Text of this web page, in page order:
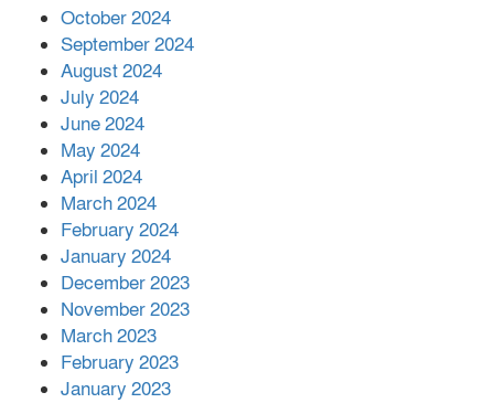
সহায়তা দিলেন সাচিং প্রু জেরী
October 2024
September 2024
August 2024
July 2024
June 2024
May 2024
April 2024
March 2024
February 2024
January 2024
December 2023
November 2023
March 2023
February 2023
January 2023